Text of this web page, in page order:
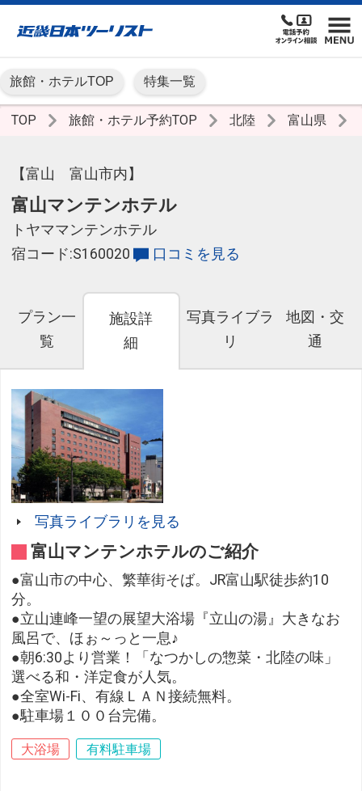
旅館・ホテルTOP 特集一覧
TOP 旅館・ホテル予約TOP 北陸 富山県
【富山 富山市内】
富山マンテンホテル
トヤママンテンホテル
宿コード:S160020
口コミを見る
プラン一
覧
施設詳
細
写真ライブラ
リ
地図・交
通
写真ライブラリを見る
富山マンテンホテルのご紹介
●富山市の中心、繁華街そば。JR富山駅徒歩約10
分。
●立山連峰一望の展望大浴場『立山の湯』大きなお
風呂で、ほぉ～っと一息♪
●朝6:30より営業！「なつかしの惣菜・北陸の味」
選べる和・洋定食が人気。
●全室Wi-Fi、有線ＬＡＮ接続無料。
●駐車場１００台完備。
大浴場 有料駐車場